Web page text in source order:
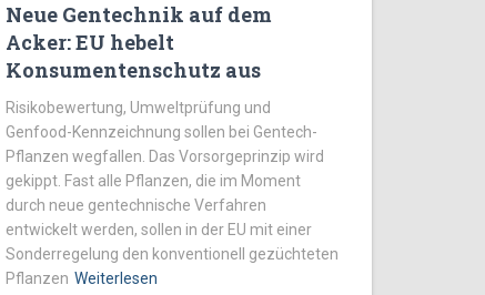
Neue Gentechnik auf dem
Acker: EU hebelt
Konsumentenschutz aus
Risikobewertung, Umweltprüfung und
Genfood-Kennzeichnung sollen bei Gentech-
Pflanzen wegfallen. Das Vorsorgeprinzip wird
gekippt. Fast alle Pflanzen, die im Moment
durch neue gentechnische Verfahren
entwickelt werden, sollen in der EU mit einer
Sonderregelung den konventionell gezüchteten
Pflanzen Weiterlesen